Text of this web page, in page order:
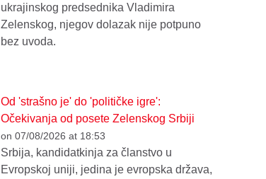
ukrajinskog predsednika Vladimira
Zelenskog, njegov dolazak nije potpuno
bez uvoda.
Od 'strašno je' do 'političke igre':
Očekivanja od posete Zelenskog Srbiji
on 07/08/2026 at 18:53
Srbija, kandidatkinja za članstvo u
Evropskoj uniji, jedina je evropska država,